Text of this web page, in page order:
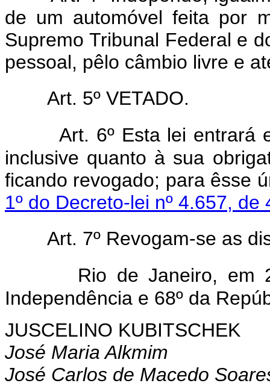
de um automóvel feita por
Supremo Tribunal Federal e
pessoal, pêlo câmbio livre e
Art. 5º VETADO.
Art. 6º Esta lei entrará
inclusive quanto à sua
ficando revogado; para êsse
1º do Decreto-lei nº 4.657,
Art. 7º Revogam-se as
Rio de Janeiro, em
Independência e 68º da
JUSCELINO KUBITSCHEK
José Maria Alkmim
José Carlos de Macedo